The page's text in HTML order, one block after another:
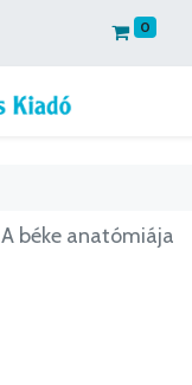
0
A béke anatómiája